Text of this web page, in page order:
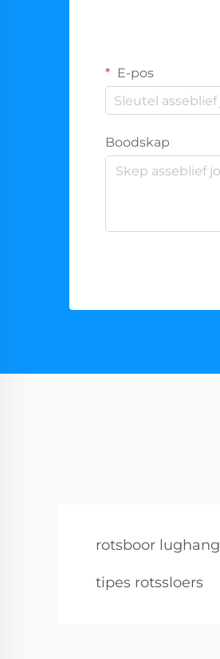
E-pos
Boodskap
rotsboor lughang
tipes rotssloers